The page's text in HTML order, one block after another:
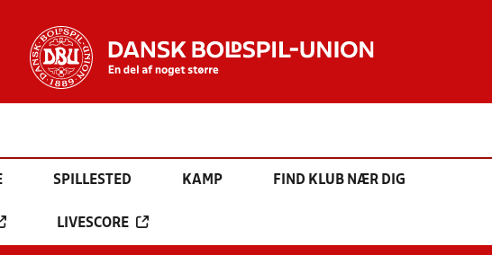
SPILLESTED KAMP FIND KLUB NÆR DIG
LIVESCORE